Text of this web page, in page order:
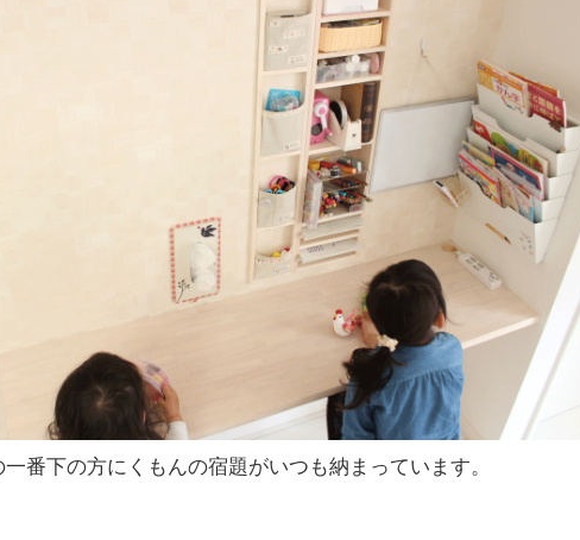
一番下の方にくもんの宿題がいつも納まっています。